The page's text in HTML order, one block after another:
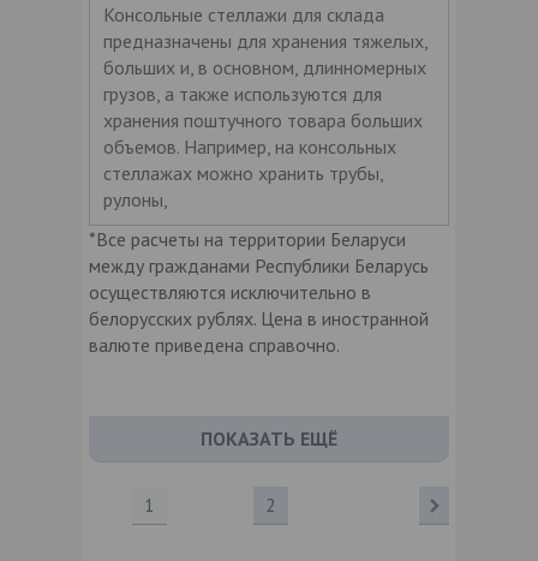
Консольные стеллажи для склада
предназначены для хранения тяжелых,
больших и, в основном, длинномерных
грузов, а также используются для
хранения поштучного товара больших
объемов. Например, на консольных
стеллажах можно хранить трубы,
рулоны,
*Все расчеты на территории Беларуси
между гражданами Республики Беларусь
осуществляются исключительно в
белорусских рублях. Цена в иностранной
валюте приведена справочно.
ПОКАЗАТЬ ЕЩЁ
1 2